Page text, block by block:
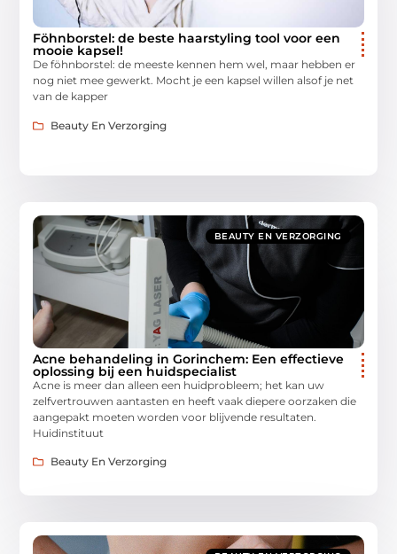
Föhnborstel: de beste haarstyling tool voor een
mooie kapsel!
De föhnborstel: de meeste kennen hem wel, maar hebben er
nog niet mee gewerkt. Mocht je een kapsel willen alsof je net
van de kapper
Beauty En Verzorging
BEAUTY EN VERZORGING
Acne behandeling in Gorinchem: Een effectieve
oplossing bij een huidspecialist
Acne is meer dan alleen een huidprobleem; het kan uw
zelfvertrouwen aantasten en heeft vaak diepere oorzaken die
aangepakt moeten worden voor blijvende resultaten.
Huidinstituut
Beauty En Verzorging